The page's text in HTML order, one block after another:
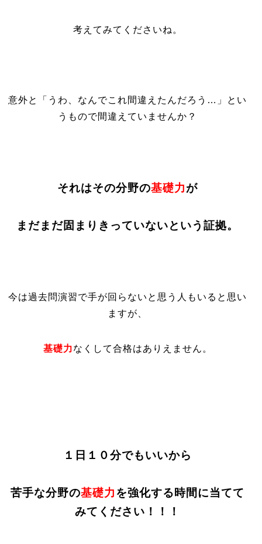
考えてみてくださいね。
意外と「うわ、なんでこれ間違えたんだろう…」とい
うもので間違えていませんか？
それはその分野の基礎力が
まだまだ固まりきっていないという証拠。
今は過去問演習で手が回らないと思う人もいると思い
ますが、
基礎力なくして合格はありえません。
１日１０分でもいいから
苦手な分野の基礎力 を強化する時間に当てて
みてください！！！